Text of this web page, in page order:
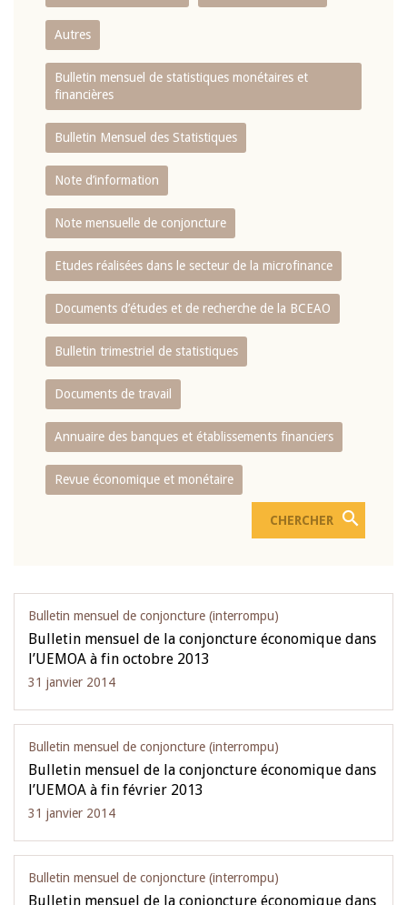
Autres
Bulletin mensuel de statistiques monétaires et
financières
Bulletin Mensuel des Statistiques
Note d’information
Note mensuelle de conjoncture
Etudes réalisées dans le secteur de la microfinance
Documents d’études et de recherche de la BCEAO
Bulletin trimestriel de statistiques
Documents de travail
Annuaire des banques et établissements financiers
Revue économique et monétaire
Bulletin mensuel de conjoncture (interrompu)
Bulletin mensuel de la conjoncture économique dans
l’UEMOA à fin octobre 2013
31 janvier 2014
Bulletin mensuel de conjoncture (interrompu)
Bulletin mensuel de la conjoncture économique dans
l’UEMOA à fin février 2013
31 janvier 2014
Bulletin mensuel de conjoncture (interrompu)
Bulletin mensuel de la conjoncture économique dans